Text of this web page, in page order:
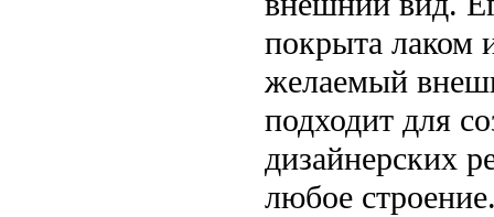
покрыта лаком
желаемый
подходит для
дизайнерских
любое